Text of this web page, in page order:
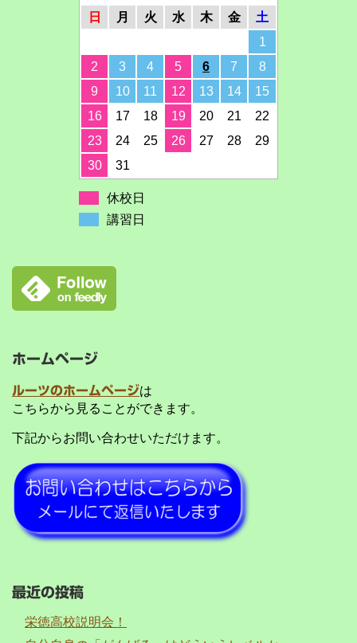
日
月 火 水 木 金
土
1
2
3 4 5 6 7
8
9
10 11 12 13 14
15
16
17 18 19 20 21
22
23
24 25 26 27 28
29
30
31
休校日
講習日
ホームページ
ルーツのホームページは
こちらから見ることができます。
下記からお問い合わせいただけます。
最近の投稿
栄徳高校説明会！